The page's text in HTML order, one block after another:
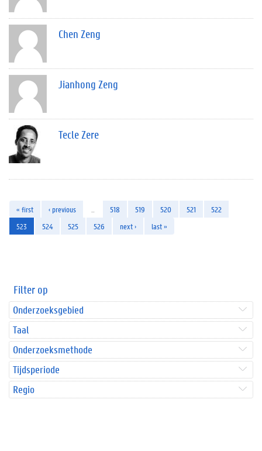
Chen Zeng
Jianhong Zeng
Tecle Zere
« first ‹ previous 518 519 520 521
522
523
524 525 526 next › last »
Filter op
Onderzoeksgebied
Taal
Onderzoeksmethode
Tijdsperiode
Regio